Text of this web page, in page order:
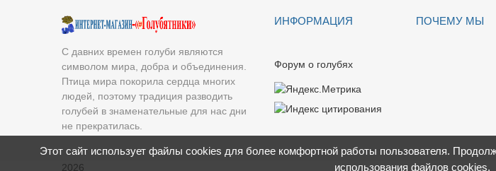
С давних времен голуби являются
символом мира, добра и объединения.
Птица мира покорила сердца многих
людей, поэтому традиция разводить
голубей в знаменательные для нас дни
не прекратилась.
ИНФОРМАЦИЯ
Форум о голубях
ПОЧЕМУ МЫ
2026
Этот сайт использует файлы cookies для более комфортной работы пользователя.
использования файлов cookies.